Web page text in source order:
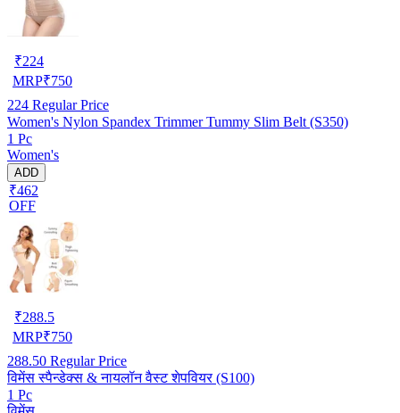
₹224
MRP₹750
224 Regular Price
Women's Nylon Spandex Trimmer Tummy Slim Belt (S350)
1 Pc
Women's
ADD
₹462
OFF
₹288.5
MRP₹750
288.50 Regular Price
विमेंस स्पैन्डेक्स & नायलॉन वैस्ट शेपवियर (S100)
1 Pc